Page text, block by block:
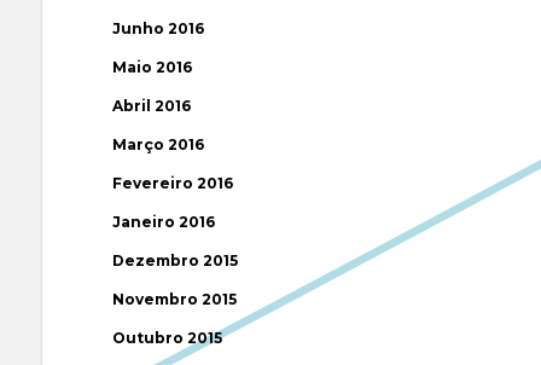
Junho 2016
Maio 2016
Abril 2016
Março 2016
Fevereiro 2016
Janeiro 2016
Dezembro 2015
Novembro 2015
Outubro 2015